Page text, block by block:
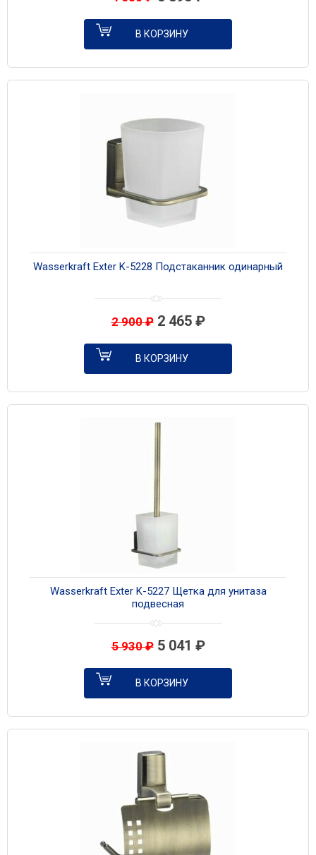
В КОРЗИНУ
Wasserkraft Exter K-5228 Подстаканник одинарный
2 900₽ 2 465 ₽
В КОРЗИНУ
Wasserkraft Exter K-5227 Щетка для унитаза
подвесная
5 930₽ 5 041 ₽
В КОРЗИНУ